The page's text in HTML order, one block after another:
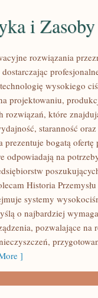
i Zasoby
rozwiązania
dostarczając
wysokiego
projektowaniu,
rozwiązań, które
staranność
prezentuje bogatą ofertę
odpowiadają na
Historia
systemy
o najbardziej
pozwalające na
]